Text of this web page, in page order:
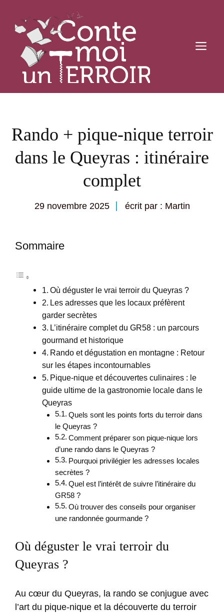
contenu
Rando + pique-nique terroir
dans le Queyras : itinéraire
complet
29 novembre 2025 écrit par : Martin
Sommaire
Où déguster le vrai terroir du Queyras ?
Les adresses que les locaux préfèrent
garder secrètes
L’itinéraire complet du GR58 : un parcours
gourmand et historique
Rando et dégustation en montagne : Retour
sur les étapes incontournables
Pique-nique et découvertes culinaires : le
guide ultime de la gastronomie locale dans le
Queyras
Quels sont les points forts du terroir dans
le Queyras ?
Comment préparer son pique-nique lors
d’une rando dans le Queyras ?
Pourquoi privilégier les adresses locales
secrètes ?
Quel est l’intérêt de suivre l’itinéraire du
GR58 ?
Où trouver des conseils pour organiser
une randonnée gourmande ?
Où déguster le vrai terroir du
Queyras ?
Au cœur du Queyras, la rando se conjugue avec
l’art du pique-nique et la découverte du terroir